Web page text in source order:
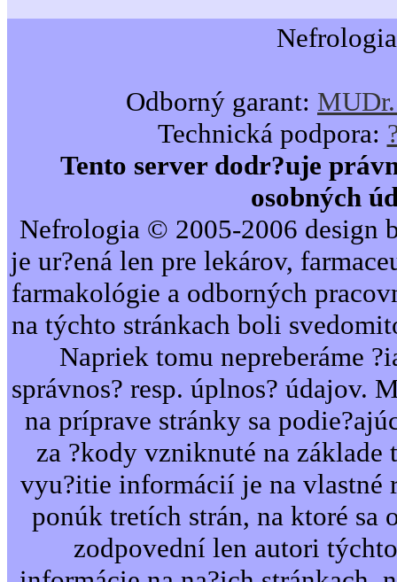
Odborný garant:
Technická podpora:
Tento server dodr?uje
osobných
Nefrologia © 2005-2006 design
je ur?ená len pre lekárov,
farmakológie a odborných
na týchto stránkach boli
Napriek tomu nepreberáme
správnos? resp. úplnos? údajov.
na príprave stránky sa
za ?kody vzniknuté na
vyu?itie informácií je na vlastné
ponúk tretích strán, na ktoré sa
zodpovední len autori